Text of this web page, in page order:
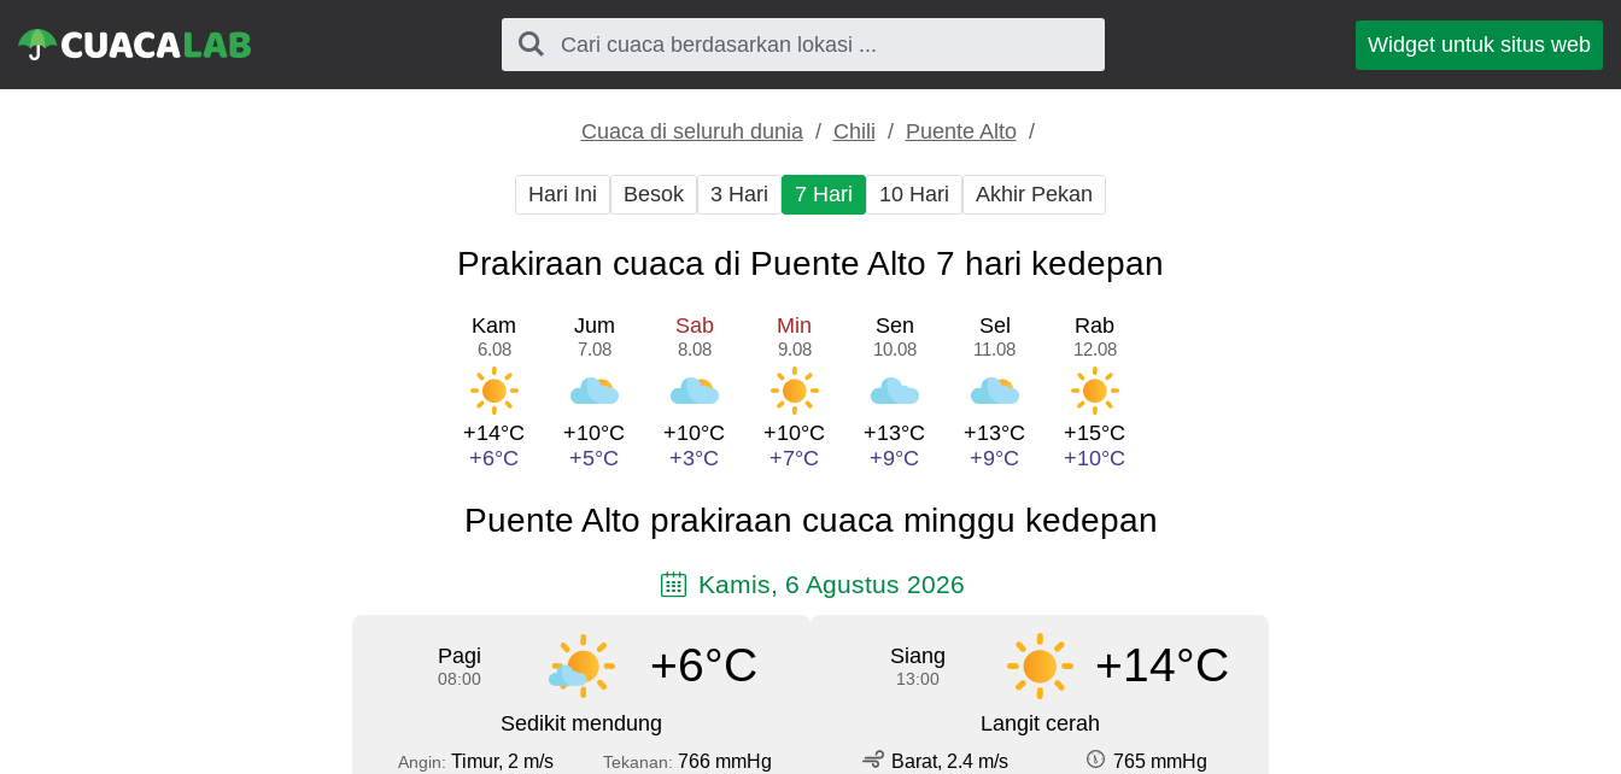
Widget untuk situs web
Cuaca di seluruh dunia Chili Puente Alto
Hari Ini Besok 3 Hari 7 Hari 10 Hari Akhir Pekan
Prakiraan cuaca di Puente Alto 7 hari kedepan
Kam
6.08
+14°C
+6°C
Jum
7.08
+10°C
+5°C
Sab
8.08
+10°C
+3°C
Min
9.08
+10°C
+7°C
Sen
10.08
+13°C
+9°C
Sel
11.08
+13°C
+9°C
Rab
12.08
+15°C
+10°C
Puente Alto prakiraan cuaca minggu kedepan
Kamis, 6 Agustus 2026
Pagi
08:00 +6°C
Sedikit mendung
Angin: Timur, 2 m/s Tekanan: 766 mmHg
Siang
13:00 +14°C
Langit cerah
Barat, 2.4 m/s
765 mmHg